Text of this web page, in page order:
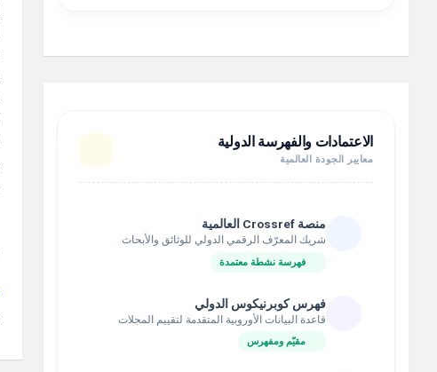
الاعتمادات والفهرسة الدولية
معايير الجودة العالمية
منصة Crossref العالمية
شريك المعرّف الرقمي الدولي للوثائق والأبحاث
فهرسة نشطة معتمدة
فهرس كوبرنيكوس الدولي
قاعدة البيانات الأوروبية المتقدمة لتقييم المجلات
مقيّم ومفهرس